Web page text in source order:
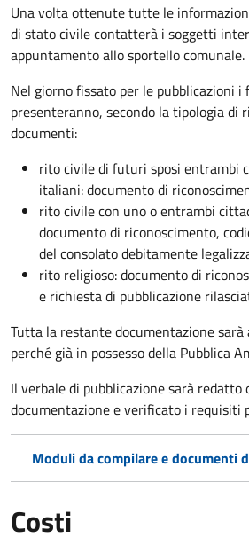
Una volta ottenute tutte le
di stato civile contatterà i soggetti
appuntamento allo sportello comunale.
Nel giorno fissato per le pubblicazioni i
presenteranno, secondo la tipologia di
documenti:
rito civile di futuri sposi entrambi
italiani: documento di
rito civile con uno o entrambi
documento di riconoscimento,
del consolato debitamente
rito religioso: documento di
e richiesta di pubblicazione
Tutta la restante documentazione sarà
perché già in possesso della Pubblica
Il verbale di pubblicazione sarà redatto
documentazione e verificato i requisiti
Moduli da compilare e documenti
Costi